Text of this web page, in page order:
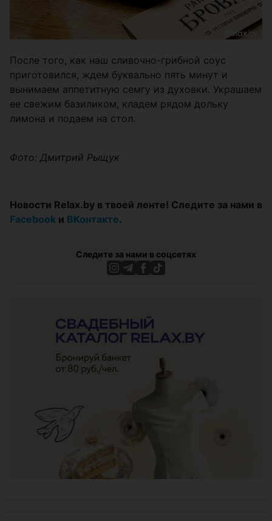
После того, как наш сливочно-грибной соус
приготовился, ждем буквально пять минут и
вынимаем аппетитную семгу из духовки. Украшаем
ее свежим базиликом, кладем рядом дольку
лимона и подаем на стол.
Фото: Дмитрий Рыщук
Новости Relax.by в твоей ленте! Следите за нами в
Facebook и ВКонтакте.
Следите за нами в соцсетях